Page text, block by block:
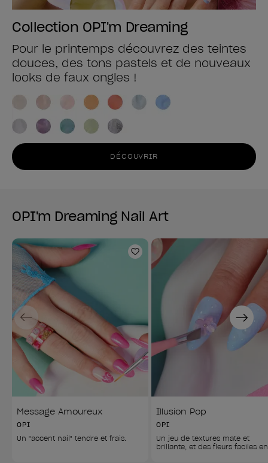
Collection OPI'm Dreaming
Pour le printemps découvrez des teintes
douces, des tons pastels et de nouveaux
looks de faux ongles !
DÉCOUVRIR
OPI'm Dreaming Nail Art
Ajouter aux favoris
Message Amoureux
OPI
Un "accent nail" tendre et frais.
Illusion Pop
OPI
Un jeu de textures mate et
brillante, et des fleurs faciles
Previous Next